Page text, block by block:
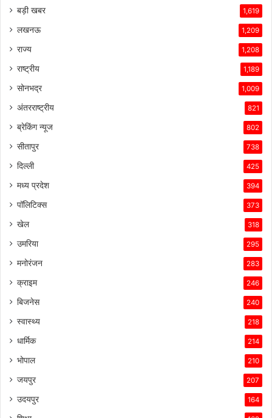
बड़ी खबर 1,619
लखनऊ 1,209
राज्य 1,208
राष्ट्रीय 1,189
सोनभद्र 1,009
अंतरराष्ट्रीय 821
ब्रेकिंग न्यूज 802
सीतापुर 738
दिल्ली 425
मध्य प्रदेश 394
पॉलिटिक्स 373
खेल 318
उमरिया 295
मनोरंजन 283
क्राइम 246
बिजनेस 240
स्वास्थ्य 218
धार्मिक 214
भोपाल 210
जयपुर 207
उदयपुर 164